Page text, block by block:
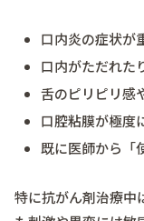
口内炎の症状が
口内がただれた
舌のピリピリ感
口腔粘膜が極度
既に医師から「
特に抗がん剤治療中